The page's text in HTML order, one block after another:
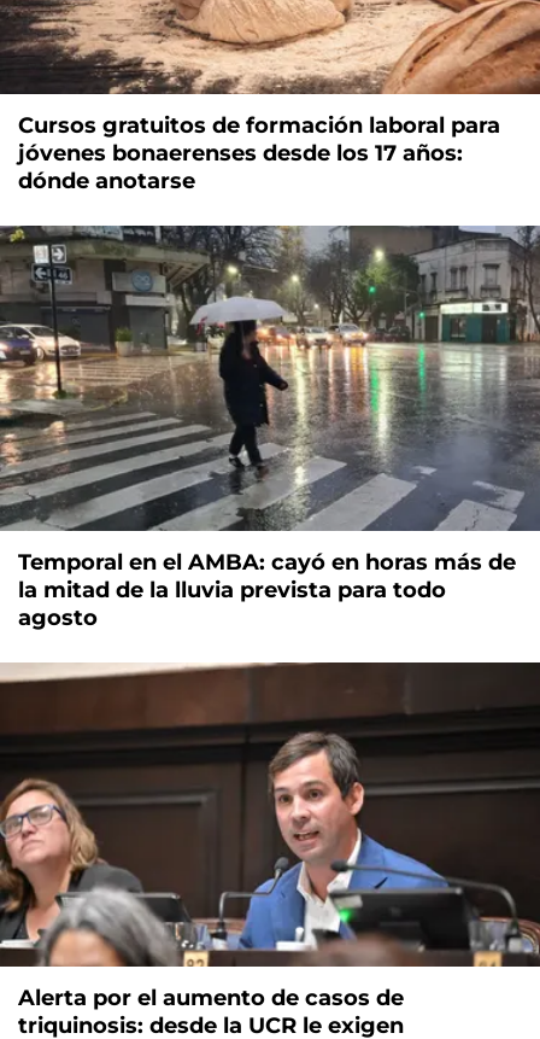
Cursos gratuitos de formación laboral para
jóvenes bonaerenses desde los 17 años:
dónde anotarse
Temporal en el AMBA: cayó en horas más de
la mitad de la lluvia prevista para todo
agosto
Alerta por el aumento de casos de
triquinosis: desde la UCR le exigen